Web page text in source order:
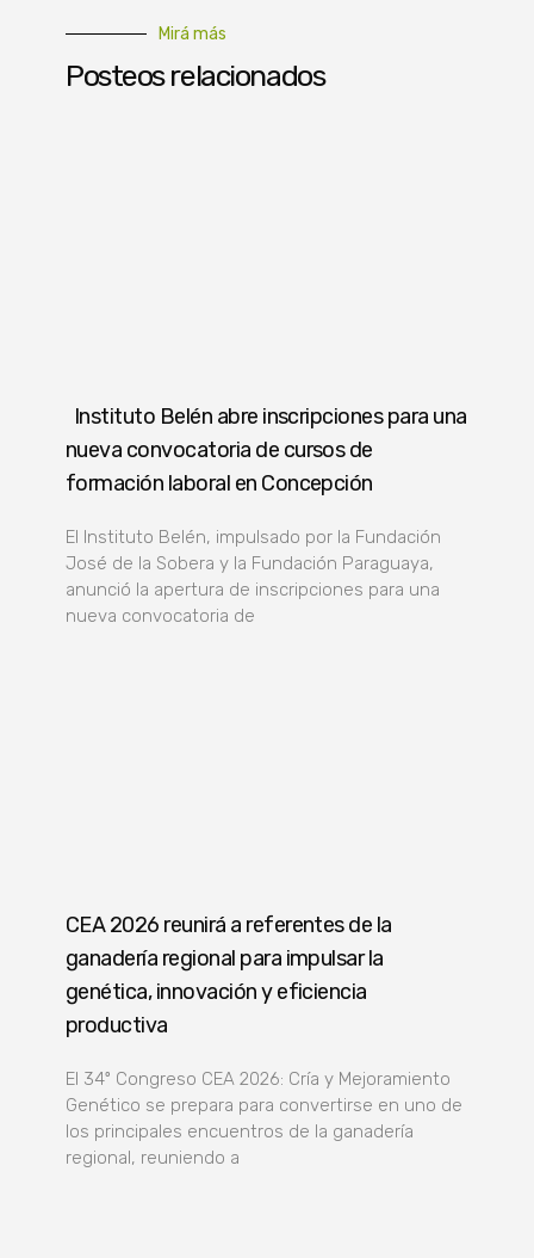
Mirá más
Posteos relacionados
Instituto Belén abre inscripciones para una
nueva convocatoria de cursos de
formación laboral en Concepción
El Instituto Belén, impulsado por la Fundación
José de la Sobera y la Fundación Paraguaya,
anunció la apertura de inscripciones para una
nueva convocatoria de
CEA 2026 reunirá a referentes de la
ganadería regional para impulsar la
genética, innovación y eficiencia
productiva
El 34º Congreso CEA 2026: Cría y Mejoramiento
Genético se prepara para convertirse en uno de
los principales encuentros de la ganadería
regional, reuniendo a